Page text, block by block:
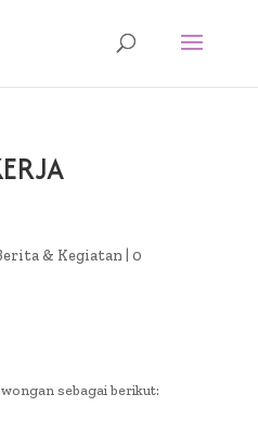
& Kegiatan 0
sebagai berikut: